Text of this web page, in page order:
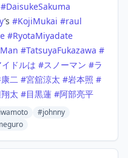
#DaisukeSakuma
’s #KojiMukai #raul
#RyotaMiyadate
#TatsuyaFukazawa #
ドルは #スノーマン #ラ
二 #宮舘涼太 #岩本照 #
太 #目黒蓮 #阿部亮平
#johnny